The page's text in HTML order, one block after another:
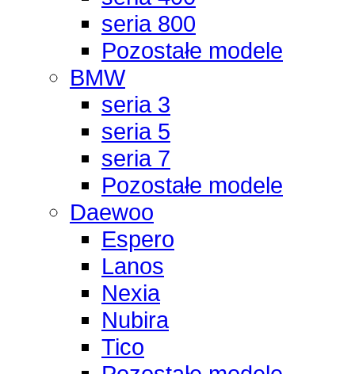
seria 800
Pozostałe modele
BMW
seria 3
seria 5
seria 7
Pozostałe modele
Daewoo
Espero
Lanos
Nexia
Nubira
Tico